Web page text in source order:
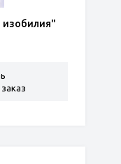
изобилия"